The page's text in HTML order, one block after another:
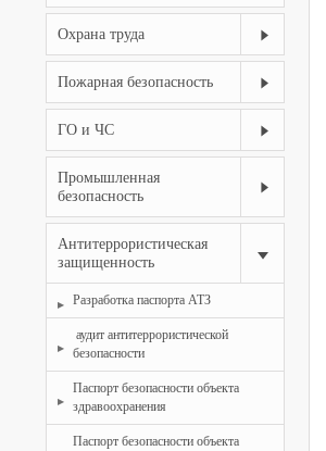
Охрана труда
Пожарная безопасность
ГО и ЧС
Промышленная
безопасность
Антитеррористическая
защищенность
Разработка паспорта АТЗ
аудит антитеррористической
безопасности
Паспорт безопасности объекта
здравоохранения
Паспорт безопасности объекта